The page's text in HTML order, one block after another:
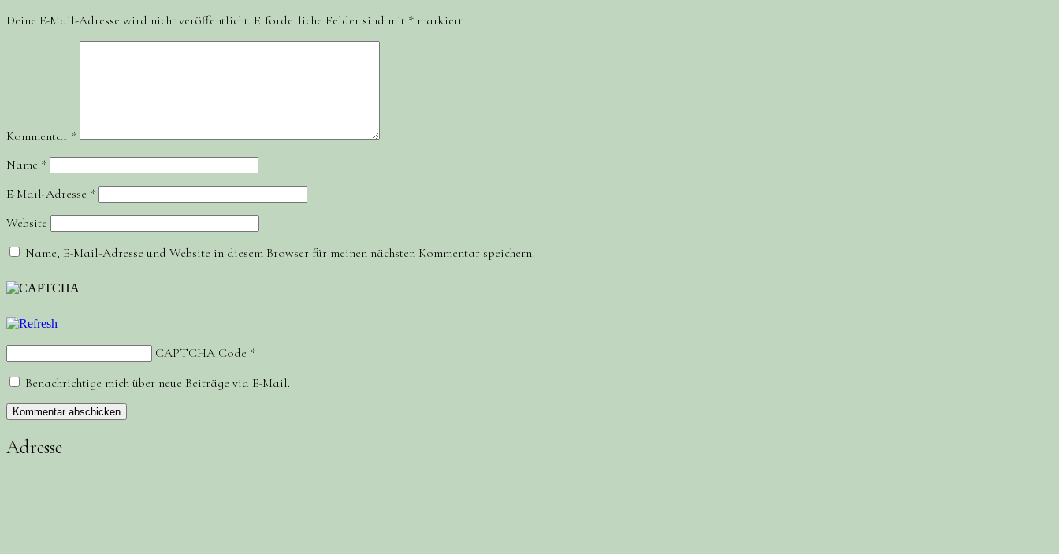
Deine E-Mail-Adresse wird nicht veröffentlicht. Erforderliche Felder sind mit * markiert
Kommentar *
Name *
E-Mail-Adresse *
Website
Name, E-Mail-Adresse und Website in diesem Browser für meinen nächsten Kommentar speichern.
CAPTCHA Code *
Benachrichtige mich über neue Beiträge via E-Mail.
Adresse